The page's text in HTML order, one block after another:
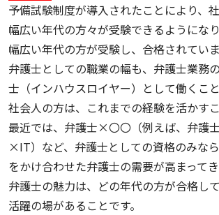
予備試験制度が導入されたことにより、
幅広い年代の方々が受験できるようにな
幅広い年代の方が受験し、合格されていま
弁護士としての職業の幅も、弁護士業務
士（インハウスロイヤー）として働くこと
社会人の方は、これまでの経験を活かすこ
最近では、弁護士×〇〇（例えば、弁護
×IT）など、弁護士としての資格のみな
をかけ合わせた弁護士の需要が高まってき
弁護士の魅力は、どの年代の方が合格し
活躍の場があることです。